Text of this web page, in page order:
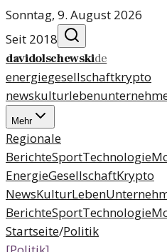
Sonntag, 9. August 2026
Seit 2018
davidolschewskide
energiegesellschaftkrypto
newskulturleben
Mehr
Regionale
BerichteSportTechnologie
EnergieGesellschaftKrypto
NewsKulturLeben
BerichteSportTechnologie
Startseite/Politik